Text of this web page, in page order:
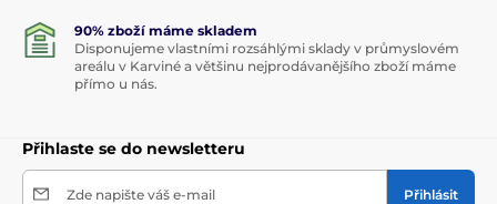
90% zboží máme skladem
Disponujeme vlastními rozsáhlými sklady v průmyslovém
areálu v Karviné a většinu nejprodávanějšího zboží máme
přímo u nás.
Přihlaste se do newsletteru
Zde napište váš e-mail Přihlásit